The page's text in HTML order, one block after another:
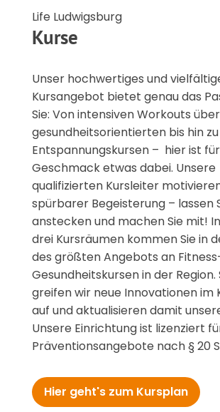
Kurse
Life Ludwigsburg
Unser hochwertiges und
Kursangebot bietet genau das
Sie: Von intensiven Workouts über
gesundheitsorientierten bis hin
Entspannungskursen – hier ist
Geschmack etwas dabei. Unsere
qualifizierten Kursleiter
spürbarer Begeisterung – lassen
anstecken und machen Sie mit!
drei Kursräumen kommen Sie in
des größten Angebots an
Gesundheitskursen in der Region.
greifen wir neue Innovationen im
auf und aktualisieren damit
Unsere Einrichtung ist lizenziert
Präventionsangebote nach § 20
Hier geht's zum Kursplan